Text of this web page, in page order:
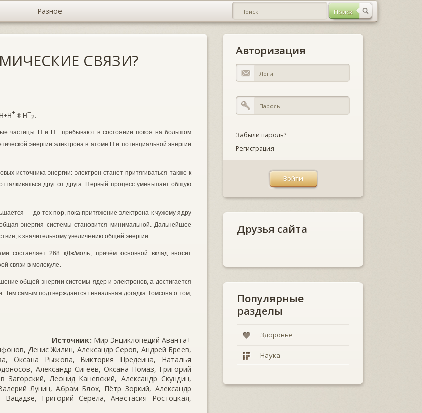
Разное
СВЯЗИ?
Н+Н+ ® H+
2
ча­стицы Н и Н+ пребывают в состоянии покоя на большом
энергии электрона в атоме Н и потенциаль­ной энергии
ис­точника энергии: электрон станет притягиваться также к
друг от дру­га. Первый процесс уменьшает общую
— до тех пор, пока притяжение электрона к чужому ядру
энергия сис­темы становится минимальной. Даль­нейшее
к значительному увеличе­нию общей энергии.
соста­вляет 268 кДж/моль, причём основной вклад вносит
связи в молекуле.
общей энергии системы ядер и элек­тронов, а достигается
самым под­тверждается гениальная догадка Томсона о том,
Источник: Мир Энциклопедий Аванта+
Денис Жилин, Александр Серов, Андрей Бреев,
Оксана Рыжова, Виктория Предеина, Наталья
Александр Сигеев, Оксана Помаз, Григорий
Леонид Каневский, Александр Скундин,
Лунин, Абрам Блох, Пётр Зоркий, Александр
Григорий Серела, Анастасия Ростоцкая,
Авторизация
Забыли пароль?
Регистрация
Друзья сайта
Популярные
разделы
Здоровье
Наука